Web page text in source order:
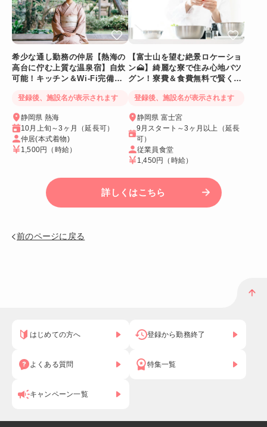
希少な通し勤務の仲居【熱海の
高台に佇む上質な温泉宿】自炊
可能！キッチン＆Wi-Fi完備！
登録後、施設名が表示されます
静岡県 熱海
10月上旬～3ヶ月（延長可）
仲居(本式着物)
1,500円 （時給）
【富士山を望む絶景ロケーショ
ン🗻】綺麗な寮で住み心地バツ
グン！寮費＆食費無料で賢く稼
登録後、施設名が表示されます
静岡県 富士宮
9月スタート～3ヶ月以上（延長
可）
従業員食堂
1,450円 （時給）
詳しくはこちら
前のページに戻る
はじめての方へ 登録から勤務終了
よくある質問 特集一覧
キャンペーン一覧